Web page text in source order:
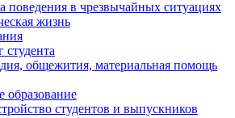
поведения в чрезвычайных ситуациях
жизнь
студента
общежития, материальная помощь
образование
студентов и выпускников